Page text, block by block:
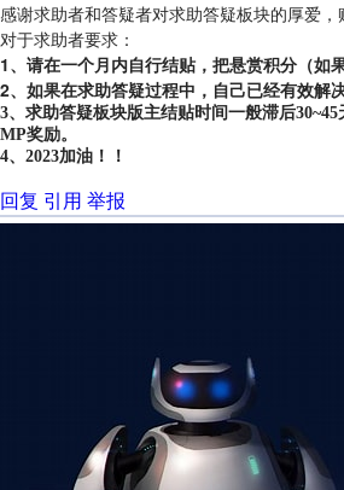
感谢求助者和答疑者对求助答疑板块的厚爱，
对于求助者要求：
1、请在一个月内自行结贴，把悬赏积分（如
2、如果在求助答疑过程中，自己已经有效解
3、求助答疑板块版主结贴时间一般滞后
MP奖励。
4、2023加油！！
回复 引用 举报